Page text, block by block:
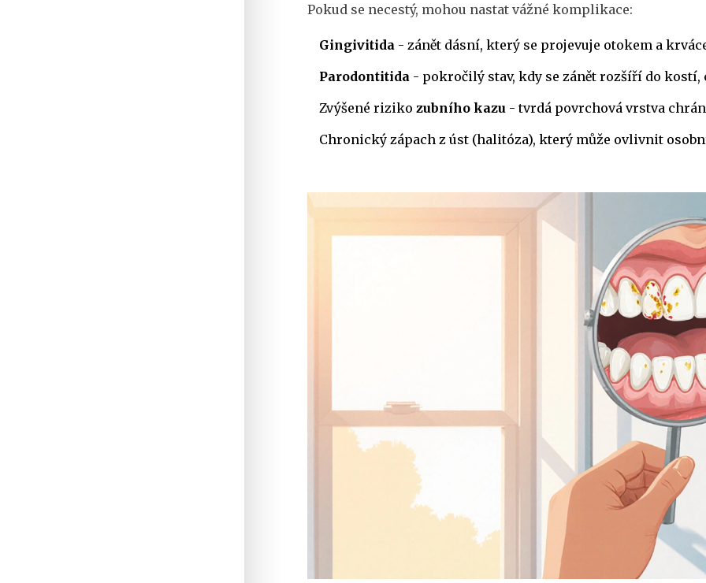
Pokud se necestý, mohou nastat vážné komplikace:
Gingivitida - zánět dásní, který se projevuje otokem a
Parodontitida - pokročilý stav, kdy se zánět rozšíří do kostí,
Zvýšené riziko zubního kazu - tvrdá povrchová vrstva
Chronický zápach z úst (halitóza), který může ovlivnit